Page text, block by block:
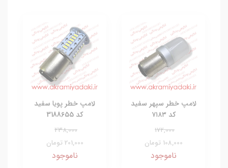
لامپ خطر سپهر سفید
کد ۷۱۸۳
172,000
108,000 تومان
ناموجود
لامپ خطر پویا سفید
کد 3188655
238,000
201,000 تومان
ناموجود